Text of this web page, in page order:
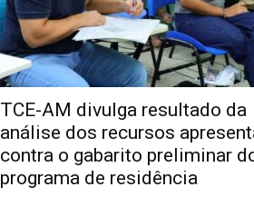
TCE-AM divulga resultado da
análise dos recursos
contra o gabarito preliminar
programa de residência